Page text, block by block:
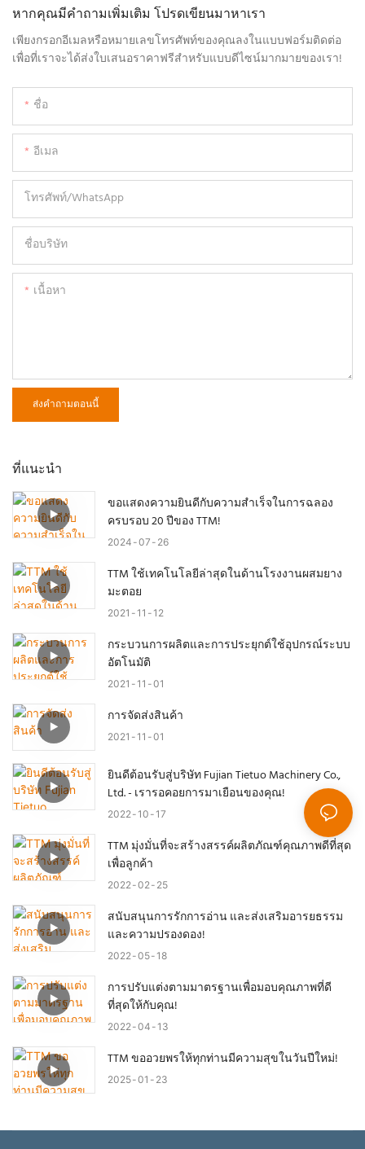
หากคุณมีคำถามเพิ่มเติม โปรดเขียนมาหาเรา
เพียงกรอกอีเมลหรือหมายเลขโทรศัพท์ของคุณลงในแบบฟอร์มติดต่อ
เพื่อที่เราจะได้ส่งใบเสนอราคาฟรีสำหรับแบบดีไซน์มากมายของเรา!
ชื่อ
อีเมล
โทรศัพท์/WhatsApp
ชื่อบริษัท
เนื้อหา
ส่งคำถามตอนนี้
ที่แนะนำ
ขอแสดงความยินดีกับความสำเร็จในการฉลอง
ครบรอบ 20 ปีของ TTM!
2024 07 26
TTM ใช้เทคโนโลยีล่าสุดในด้านโรงงานผสมยาง
มะตอย
2021 11 12
กระบวนการผลิตและการประยุกต์ใช้อุปกรณ์ระบบ
อัตโนมัติ
2021 11 01
การจัดส่งสินค้า
2021 11 01
ยินดีต้อนรับสู่บริษัท Fujian Tietuo Machinery Co.,
Ltd. - เรารอคอยการมาเยือนของคุณ!
2022 10 17
TTM มุ่งมั่นที่จะสร้างสรรค์ผลิตภัณฑ์คุณภาพดีที่สุด
เพื่อลูกค้า
2022 02 25
สนับสนุนการรักการอ่าน และส่งเสริมอารยธรรม
และความปรองดอง!
2022 05 18
การปรับแต่งตามมาตรฐานเพื่อมอบคุณภาพที่ดี
ที่สุดให้กับคุณ!
2022 04 13
TTM ขออวยพรให้ทุกท่านมีความสุขในวันปีใหม่!
2025 01 23